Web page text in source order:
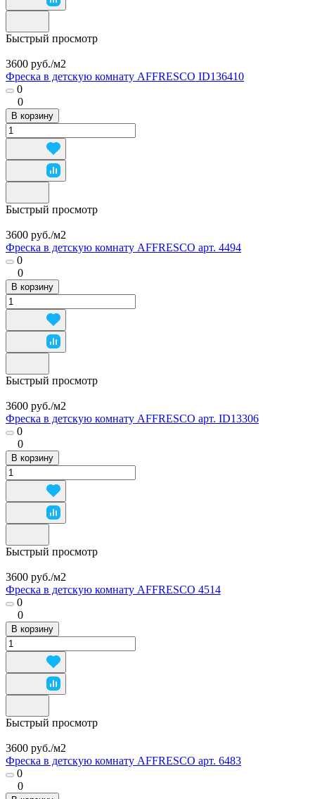
Быстрый просмотр
3600 руб./м2
Фреска в детскую комнату AFFRESCO ID136410
0
0
В корзину
Быстрый просмотр
3600 руб./м2
Фреска в детскую комнату AFFRESCO арт. 4494
0
0
В корзину
Быстрый просмотр
3600 руб./м2
Фреска в детскую комнату AFFRESCO арт. ID13306
0
0
В корзину
Быстрый просмотр
3600 руб./м2
Фреска в детскую комнату AFFRESCO 4514
0
0
В корзину
Быстрый просмотр
3600 руб./м2
Фреска в детскую комнату AFFRESCO арт. 6483
0
0